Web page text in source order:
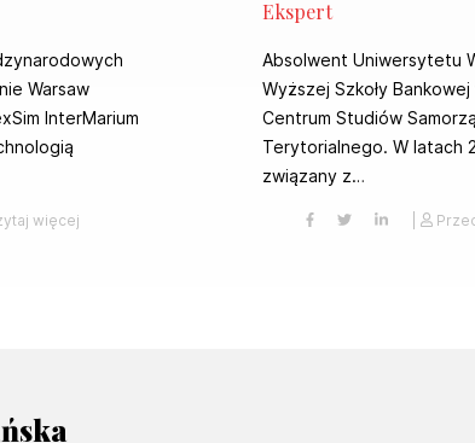
Warsaw
InterMarium
więcej
Ekspert
Absolwent Uniwersytetu
Wyższej Szkoły
Centrum Studiów
Terytorialnego. W latach
związany z…